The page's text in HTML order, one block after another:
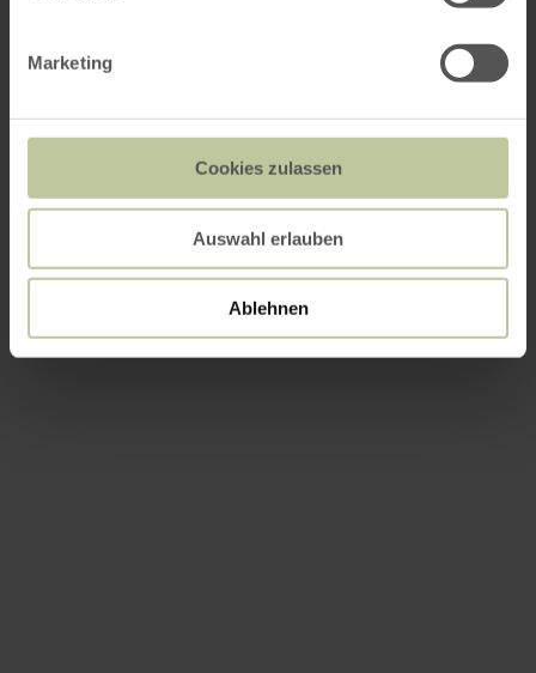
Marketing
Cookies zulassen
Auswahl erlauben
Ablehnen